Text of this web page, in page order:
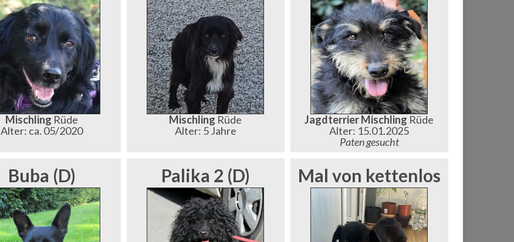
Mischling Rüde
Alter: ca. 05/2020
Mischling Rüde
Alter: 5 Jahre
Jagdterrier Mischling Rüde
Alter: 15.01.2025
Paten gesucht
Buba (D) Palika 2 (D) Mal von kettenlos